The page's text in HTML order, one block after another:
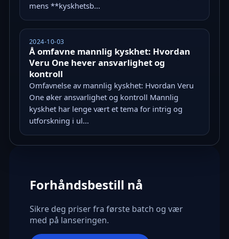
mens **kyskhetsb...
2024-10-03
Å omfavne mannlig kyskhet: Hvordan
Veru One hever ansvarlighet og
kontroll
Omfavnelse av mannlig kyskhet: Hvordan Veru
One øker ansvarlighet og kontroll Mannlig
kyskhet har lenge vært et tema for intrig og
utforskning i ul...
Forhåndsbestill nå
Sikre deg priser fra første batch og vær
med på lanseringen.